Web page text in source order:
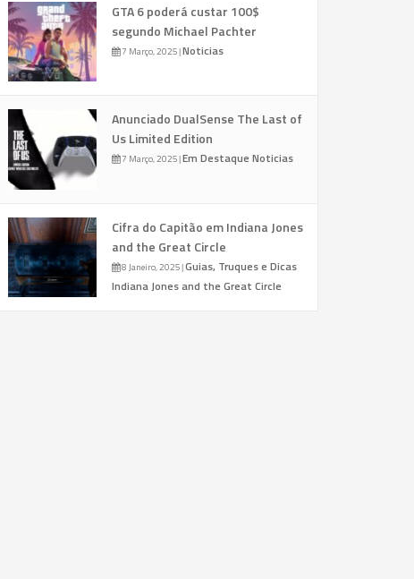
GTA 6 poderá custar 100$
segundo Michael Pachter
7 Março, 2025|Noticias
Anunciado DualSense The Last of
Us Limited Edition
7 Março, 2025|Em Destaque Noticias
Cifra do Capitão em Indiana Jones
and the Great Circle
8 Janeiro, 2025|Guias, Truques e Dicas
Indiana Jones and the Great Circle